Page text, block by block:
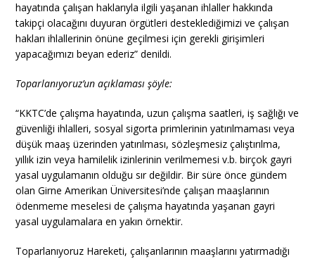
hayatında çalışan haklarıyla ilgili yaşanan ihlaller hakkında
takipçi olacağını duyuran örgütleri desteklediğimizi ve çalışan
hakları ihlallerinin önüne geçilmesi için gerekli girişimleri
yapacağımızı beyan ederiz” denildi.
Toparlanıyoruz’un açıklaması şöyle:
“KKTC’de çalışma hayatında, uzun çalışma saatleri, iş sağlığı ve
güvenliği ihlalleri, sosyal sigorta primlerinin yatırılmaması veya
düşük maaş üzerinden yatırılması, sözleşmesiz çalıştırılma,
yıllık izin veya hamilelik izinlerinin verilmemesi v.b. birçok gayri
yasal uygulamanın olduğu sır değildir. Bir süre önce gündem
olan Girne Amerikan Üniversitesi’nde çalışan maaşlarının
ödenmeme meselesi de çalışma hayatında yaşanan gayri
yasal uygulamalara en yakın örnektir.
Toparlanıyoruz Hareketi, çalışanlarının maaşlarını yatırmadığı